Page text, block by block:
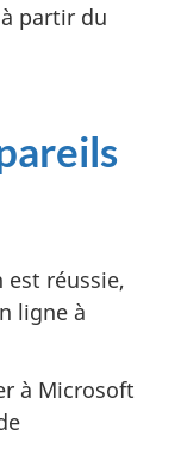
partir du
réussie,
ligne à
à Microsoft